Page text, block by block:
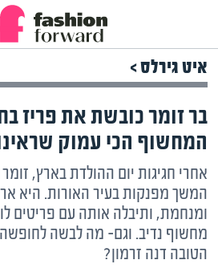
איט גירלס >
בר זומר כובשת את פריז
המחשוף הכי עמוק
אחרי חגיגות יום ההולדת בארץ,
המשך מפנקות בעיר האורות. היא
ומנחמת, ותיבלה אותה עם פריטים
מחשוף נדיב. וגם- מה לבשה
הטובה דנה זרמון?